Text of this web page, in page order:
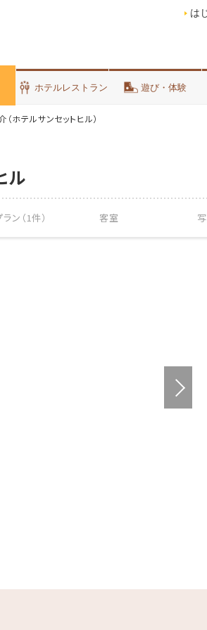
は
ホテルレストラン 遊び・体験
（ホテルサンセットヒル）
ル
ン（1件） 客室